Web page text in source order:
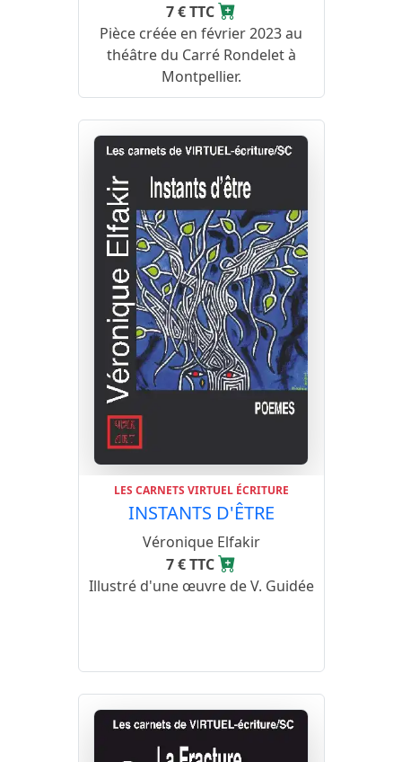
7 € TTC
Pièce créée en février 2023 au
théâtre du Carré Rondelet à
Montpellier.
LES CARNETS VIRTUEL ÉCRITURE
INSTANTS D'ÊTRE
Véronique Elfakir
7 € TTC
Illustré d'une œuvre de V. Guidée